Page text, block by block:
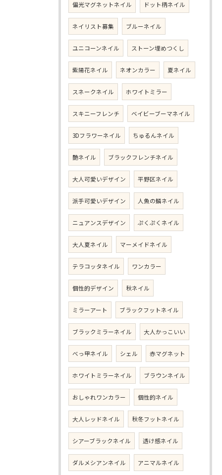
偏光マグネットネイル ドット柄ネイル
ネイリスト募集 ブルーネイル
ユニコーンネイル ストーン埋めつくし
紫陽花ネイル ネオンカラー 夏ネイル
スネークネイル ホワイトミラー
スキニーフレンチ ベイビーブーマネイル
3Dフラワーネイル ちゅるんネイル
艶ネイル ブラックフレンチネイル
大人可愛いデザイン 平野区ネイル
派手可愛いデザイン 人魚の鱗ネイル
ニュアンスデザイン ぷくぷくネイル
大人夏ネイル マーメイドネイル
テラコッタネイル ワンカラー
個性的デザイン 秋ネイル
ミラーアート ブラックフットネイル
ブラックミラーネイル 大人かっこいい
べっ甲ネイル シェル 赤マグネット
ホワイトミラーネイル ブラウンネイル
おしゃれワンカラー 個性的ネイル
大人レッドネイル 秋冬フットネイル
シアーブラックネイル 透け感ネイル
ダルメシアンネイル アニマルネイル